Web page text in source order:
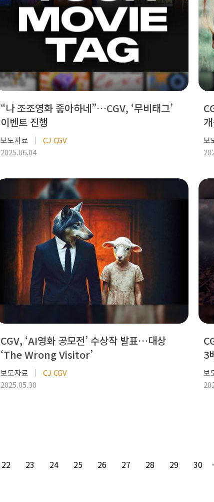
“나 조조영화 좋아하네”…CGV, ‘무비태그’
이벤트 진행
보도자료
CJ CGV
2025.06.04
보
CGV, ‘AI영화 공모전’ 수상작 발표…대상
‘The Wrong Visitor’
보도자료
CJ CGV
2025.05.30
3
보
22 23 24 25 26 27 28 29 30